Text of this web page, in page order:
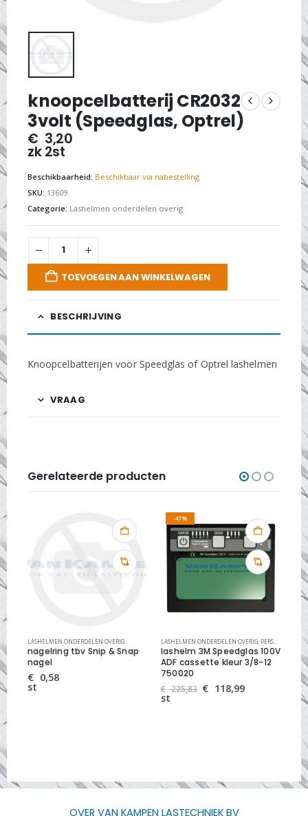
knoopcelbatterij CR2032
3volt (Speedglas, Optrel)
€ 3,20
zk 2st
Beschikbaarheid: Beschikbaar via nabestelling
SKU: 13609
Categorie: Lashelmen onderdelen overig
TOEVOEGEN AAN WINKELWAGEN
BESCHRIJVING
Knoopcelbatterijen voor Speedglas of Optrel lashelmen
VRAAG
Gerelateerde producten
LASHELMEN ONDERDELEN OVERIG
nagelring tbv Snip & Snap
nagel
€ 0,58
st
-47%
LASHELMEN ONDERDELEN OVERIG PERSOONLIJKE VEILIGHEID
lashelm 3M Speedglas 100V
ADF cassette kleur 3/8-12
750020
€ 225,83 Oorspronkelijke
prijs
€ 118,99Huidige
st
st
OVER VAN KAMPEN LASTECHNIEK BV